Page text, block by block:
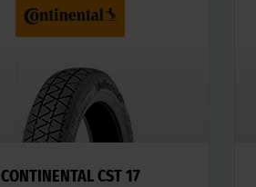
CONTINENTAL CST 17